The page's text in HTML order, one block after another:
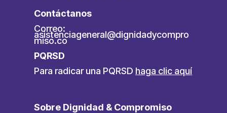
Contáctanos
Correo:
asistenciageneral@dignidadycompro
miso.co
PQRSD
Para radicar una PQRSD haga clic aquí
Sobre Dignidad & Compromiso